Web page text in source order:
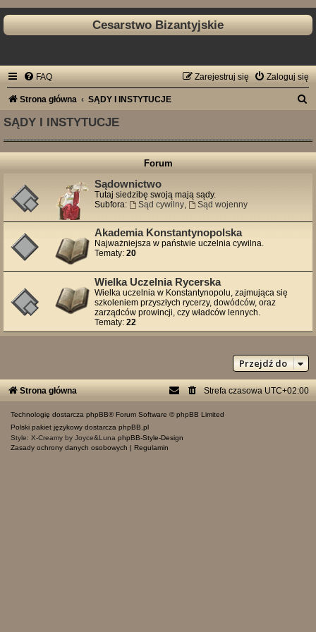
Cesarstwo Bizantyjskie
FAQ Zaloguj się
Zarejestruj się
Strona główna SĄDY I INSTYTUCJE
k
SĄDY I INSTYTUCJE
Forum
Sądownictwo
Tutaj siedzibę swoją mają sądy.
Subfora:
Sąd cywilny, Sąd wojenny
Akademia Konstantynopolska
Najważniejsza w państwie uczelnia cywilna.
Tematy: 20
Wielka Uczelnia Rycerska
Wielka uczelnia w Konstantynopolu, zajmująca się
szkoleniem przyszłych rycerzy, dowódców, oraz
zarządców prowincji, czy władców lennych.
Tematy: 22
Przejdź do
Strona główna Strefa czasowa UTC+02:00
Technologię dostarcza phpBB® Forum Software © phpBB Limited
Polski pakiet językowy dostarcza phpBB.pl
Style: X-Creamy by Joyce&Luna phpBB-Style-Design
Zasady ochrony danych osobowych | Regulamin